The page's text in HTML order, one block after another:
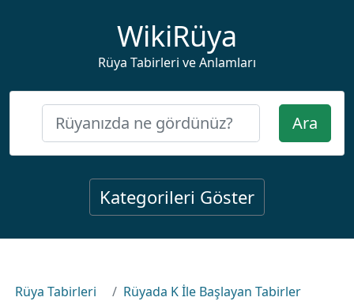
WikiRüya
Rüya Tabirleri ve Anlamları
Ara
Kategorileri Göster
Rüya Tabirleri
Rüyada K İle Başlayan Tabirler